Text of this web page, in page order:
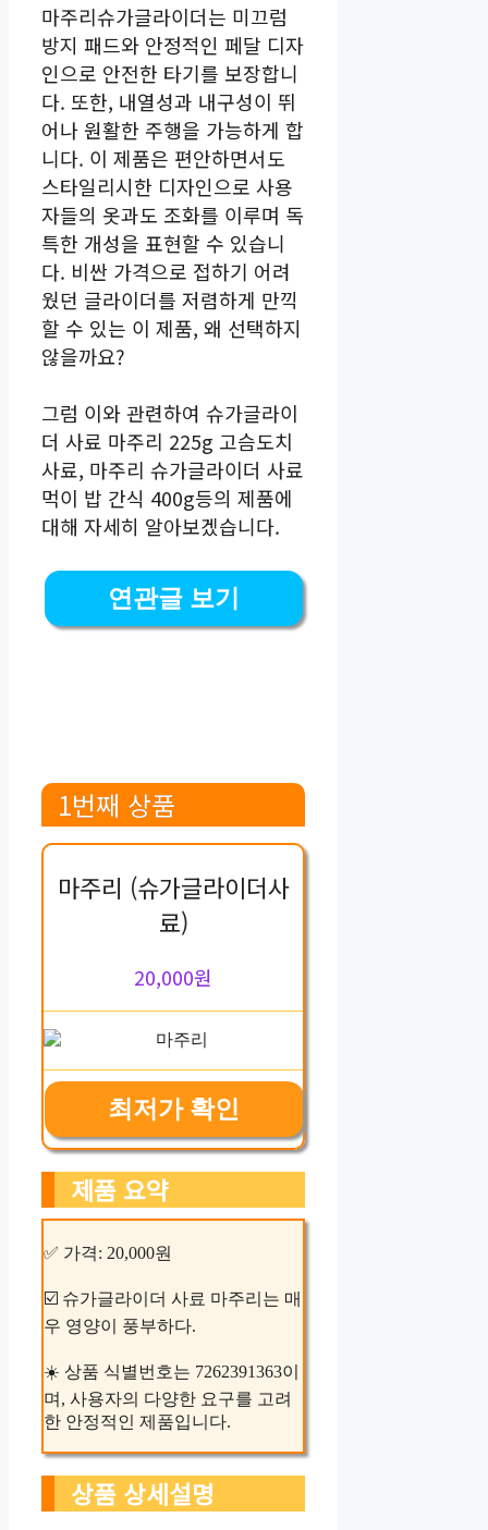
마주리슈가글라이더는 미끄럼
방지 패드와 안정적인 페달 디자
인으로 안전한 타기를 보장합니
다. 또한, 내열성과 내구성이 뛰
어나 원활한 주행을 가능하게 합
니다. 이 제품은 편안하면서도
스타일리시한 디자인으로 사용
자들의 옷과도 조화를 이루며 독
특한 개성을 표현할 수 있습니
다. 비싼 가격으로 접하기 어려
웠던 글라이더를 저렴하게 만끽
할 수 있는 이 제품, 왜 선택하지
않을까요?
그럼 이와 관련하여 슈가글라이
더 사료 마주리 225g 고슴도치
사료, 마주리 슈가글라이더 사료
먹이 밥 간식 400g등의 제품에
대해 자세히 알아보겠습니다.
연관글 보기
1번째 상품
마주리 (슈가글라이더사
료)
20,000원
최저가 확인
제품 요약
✅ 가격: 20,000원
☑️ 슈가글라이더 사료 마주리는 매
우 영양이 풍부하다.
☀️ 상품 식별번호는 7262391363이
며, 사용자의 다양한 요구를 고려
한 안정적인 제품입니다.
상품 상세설명